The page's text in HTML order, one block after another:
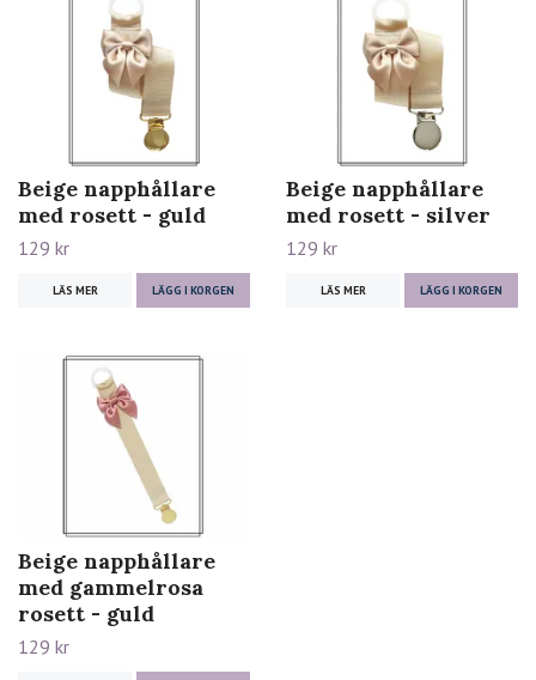
Beige napphållare
med rosett - guld
129 kr
LÄS MER LÄGG I KORGEN
Beige napphållare
med rosett - silver
129 kr
LÄS MER LÄGG I KORGEN
Beige napphållare
med gammelrosa
rosett - guld
129 kr